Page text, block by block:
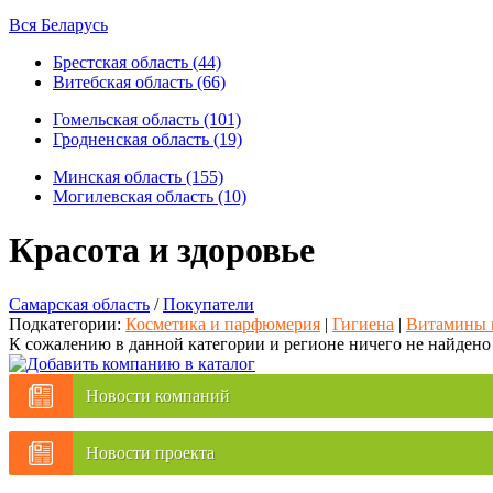
Вся Беларусь
Брестская область (44)
Витебская область (66)
Гомельская область (101)
Гродненская область (19)
Минская область (155)
Могилевская область (10)
Красота и здоровье
Самарская область /Покупатели
Подкатегории: Косметика и парфюмерия | Гигиена | Витамины
К сожалению в данной категории и регионе ничего не найдено
Новости компаний
Новости проекта